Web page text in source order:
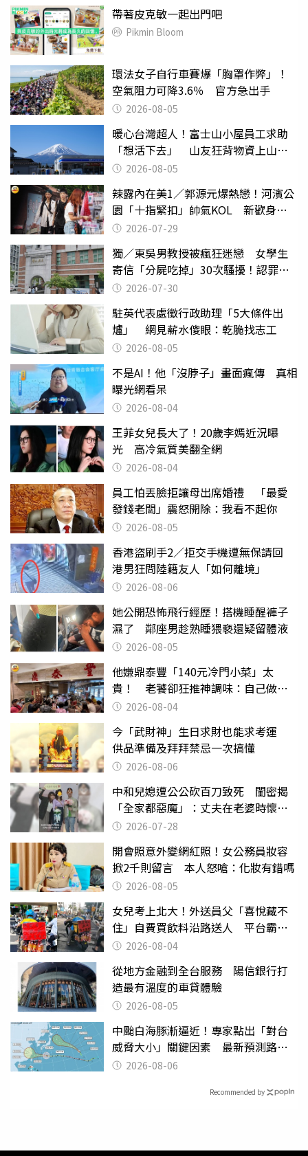
帶著皮克敏一起出門吧
Pikmin Bloom
環法女子自行車賽爆「胸罩作弊」！
空氣阻力可降3.6％ 官方急出手
2026-08-05
暖心台灣超人！富士山小屋員工求助
「想活下去」 山友狂背物資上山：
台灣真的是寶島
2026-08-05
辣露內在美1／郭源元爆熱戀！河濱公
園「十指緊扣」帥氣KOL 新歡身份
曝光2026-07-29
獨／東吳男教授被瘋狂迷戀 女學生
寄信「分屍吃掉」30次騷擾！認罪免
關 2026-07-30
駐英代表處徵行政助理「5大條件出
爐」 網見薪水傻眼：乾脆找志工
2026-08-05
不是AI！他「沒脖子」畫面瘋傳 真相
曝光網看呆
2026-08-04
王菲女兒長大了！20歲李嫣近況曝
光 高冷氣質美翻全網
2026-08-04
員工怕丟臉拒讓母出席婚禮 「最愛
發錢老闆」震怒開除：我看不起你
2026-08-05
香港盜刷手2／拒交手機遭無保請回
港男狂問陸籍友人「如何離境」
2026-08-06
她公開恐怖飛行經歷！搭機睡醒褲子
濕了 鄰座男趁熟睡猥褻還疑留體液
2026-08-05
他嫌鼎泰豐「140元冷門小菜」太
貴！ 老饕卻狂推神調味：自己做不
出來2026-08-04
今「武財神」生日求財也能求考運
供品準備及拜拜禁忌一次搞懂
2026-08-06
中和兒媳遭公公砍百刀致死 閨密揭
「全家都惡魔」：丈夫在老婆時懷孕
摔東西
2026-07-28
開會照意外變網紅照！女公務員妝容
掀2千則留言 本人怒嗆：化妝有錯嗎
2026-08-05
女兒考上北大！外送員父「喜悅藏不
住」自費買飲料沿路送人 平台霸氣
幫付學費
2026-08-04
從地方金融到全台服務 陽信銀行打
造最有溫度的車貸體驗
2026-08-05
中颱白海豚漸逼近！專家點出「對台
威脅大小」關鍵因素 最新預測路徑
曝 2026-08-06
Recommended by